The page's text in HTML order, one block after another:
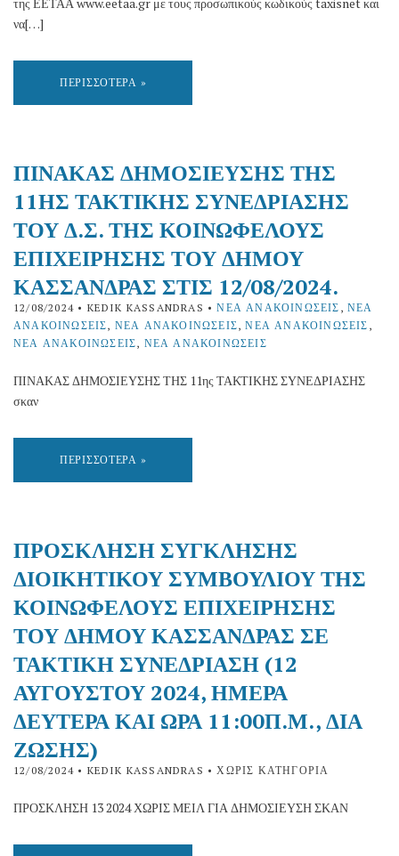
να[…]
ΠΕΡΙΣΣΌΤΕΡΑ »
ΠΙΝΑΚΑΣ ΔΗΜΟΣΙΕΥΣΗΣ ΤΗΣ
11ΗΣ ΤΑΚΤΙΚΗΣ ΣΥΝΕΔΡΙΑΣΗΣ
ΤΟΥ Δ.Σ. ΤΗΣ ΚΟΙΝΩΦΕΛΟΥΣ
ΕΠΙΧΕΙΡΗΣΗΣ ΤΟΥ ΔΗΜΟΥ
ΚΑΣΣΑΝΔΡΑΣ ΣΤΙΣ 12/08/2024.
12/08/2024 • KEDIK KASSANDRAS •ΝΈΑ ΑΝΑΚΟΙΝΏΣΕΙΣ ,ΝΈΑ
ΑΝΑΚΟΙΝΏΣΕΙΣ, ΝΈΑ ΑΝΑΚΟΙΝΏΣΕΙΣ,ΝΈΑ ΑΝΑΚΟΙΝΏΣΕΙΣ ,
ΝΈΑ ΑΝΑΚΟΙΝΏΣΕΙΣ, ΝΈΑ ΑΝΑΚΟΙΝΏΣΕΙΣ
ΠΙΝΑΚΑΣ ΔΗΜΟΣΙΕΥΣΗΣ ΤΗΣ 11ης ΤΑΚΤΙΚΗΣ ΣΥΝΕΔΡΙΑΣΗΣ
σκαν
ΠΕΡΙΣΣΌΤΕΡΑ »
ΠΡΟΣΚΛΗΣΗ ΣΥΓΚΛΗΣΗΣ
ΔΙΟΙΚΗΤΙΚΟΥ ΣΥΜΒΟΥΛΙΟΥ ΤΗΣ
ΚΟΙΝΩΦΕΛΟΥΣ ΕΠΙΧΕΙΡΗΣΗΣ
ΤΟΥ ΔΗΜΟΥ ΚΑΣΣΑΝΔΡΑΣ ΣΕ
ΤΑΚΤΙΚΗ ΣΥΝΕΔΡΙΑΣΗ (12
ΑΥΓΟΥΣΤΟΥ 2024, ΗΜΕΡΑ
ΔΕΥΤΕΡΑ ΚΑΙ ΩΡΑ 11:00Π.Μ., ΔΙΑ
ΖΩΣΗΣ)
12/08/2024 • KEDIK KASSANDRAS • ΧΩΡΊΣ ΚΑΤΗΓΟΡΊΑ
ΠΡΟΣΚΛΗΣΗ 13 2024 ΧΩΡΙΣ ΜΕΙΛ ΓΙΑ ΔΗΜΟΣΙΕΥΣΗ ΣΚΑΝ